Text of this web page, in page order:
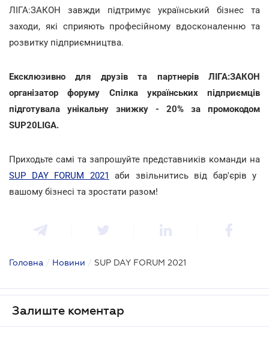
ЛІГА:ЗАКОН завжди підтримує український бізнес та
заходи, які сприяють професійному вдосконаленню та
розвитку підприємництва.
Ексклюзивно для друзів та партнерів ЛІГА:ЗАКОН
організатор форуму Спілка українських підприємців
підготувала унікальну знижку - 20% за промокодом
SUP20LIGA.
Приходьте самі та запрошуйте представників команди на
SUP DAY FORUM 2021
аби звільнитись від бар'єрів у
вашому бізнесі та зростати разом!
Головна / Новини / SUP DAY FORUM 2021
Залиште коментар